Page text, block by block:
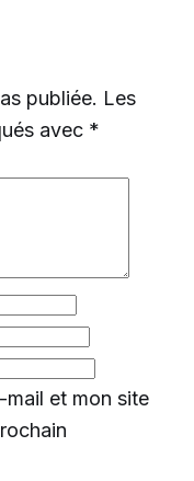
publiée. Les
avec *
mail et mon site